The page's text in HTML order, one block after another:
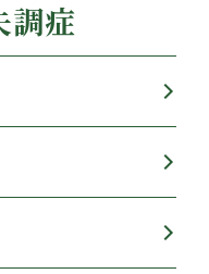
調症